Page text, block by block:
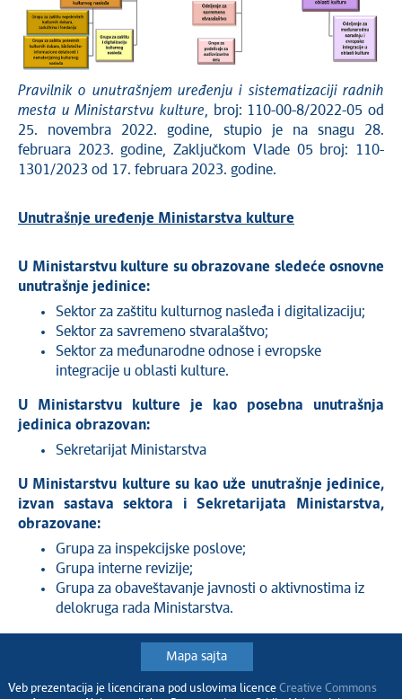
Pravilnik o unutrašnjem uređenju i sistematizaciji radnih
mesta u Ministarstvu kulture, broj: 110-00-8/2022-05 od
25. novembra 2022. godine, stupio je na snagu 28.
februara 2023. godine, Zaključkom Vlade 05 broj: 110-
1301/2023 od 17. februara 2023. godine.
Unutrašnje uređenje Ministarstva kulture
U Ministarstvu kulture su obrazovane sledeće osnovne
unutrašnje jedinice:
Sektor za zaštitu kulturnog nasleđa i digitalizaciju;
Sektor za savremeno stvaralaštvo;
Sektor za međunarodne odnose i evropske
integracije u oblasti kulture.
U Ministarstvu kulture je kao posebna unutrašnja
jedinica obrazovan:
Sekretarijat Ministarstva
U Ministarstvu kulture su kao uže unutrašnje jedinice,
izvan sastava sektora i Sekretarijata Ministarstva,
obrazovane:
Grupa za inspekcijske poslove;
Grupa interne revizije;
Grupa za obaveštavanje javnosti o aktivnostima iz
delokruga rada Ministarstva.
Mapa sajta
Veb prezentacija je licencirana pod uslovima licence Creative Commons